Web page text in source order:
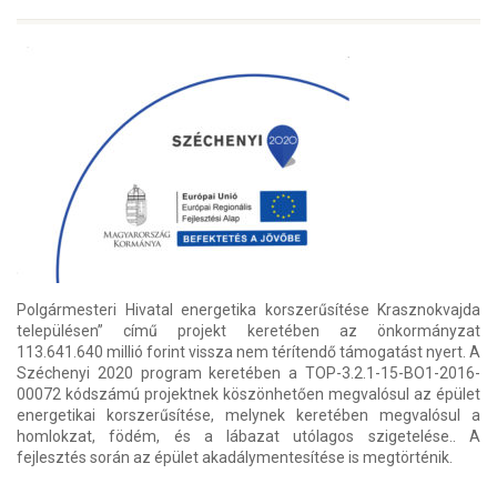
Polgármesteri Hivatal energetika korszerűsítése Krasznokvajda
településen” című projekt keretében az önkormányzat
113.641.640 millió forint vissza nem térítendő támogatást nyert. A
Széchenyi 2020 program keretében a TOP-3.2.1-15-BO1-2016-
00072 kódszámú projektnek köszönhetően megvalósul az épület
energetikai korszerűsítése, melynek keretében megvalósul a
homlokzat, födém, és a lábazat utólagos szigetelése.. A
fejlesztés során az épület akadálymentesítése is megtörténik.